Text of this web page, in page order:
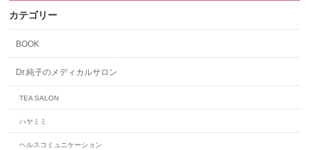
カテゴリー
BOOK
Dr.純子のメディカルサロン
TEA SALON
ハヤミミ
ヘルスコミュニケーション